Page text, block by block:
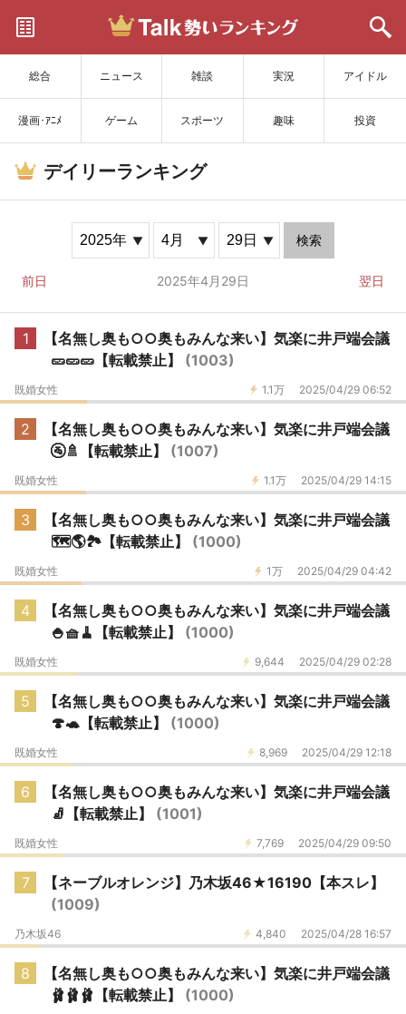
総合 ニュース 雑談 実況 アイドル
漫画･ｱﾆﾒ ゲーム スポーツ 趣味 投資
サイトを更新
デイリーランキング
検索
前日 2025年4月29日 翌日
1
【名無し奥も○○奥もみんな来い】気楽に井戸端会議
🥒🥒🥒【転載禁止】 (1003)
1.1万 2025/04/29 06:52
既婚女性
2
【名無し奥も○○奥もみんな来い】気楽に井戸端会議
🚰🚿【転載禁止】 (1007)
1.1万 2025/04/29 14:15
既婚女性
3
【名無し奥も○○奥もみんな来い】気楽に井戸端会議
🗺🌎🏞【転載禁止】 (1000)
1万 2025/04/29 04:42
既婚女性
4
【名無し奥も○○奥もみんな来い】気楽に井戸端会議
🍚🧺🧹【転載禁止】 (1000)
9,644 2025/04/29 02:28
既婚女性
5
【名無し奥も○○奥もみんな来い】気楽に井戸端会議
🍄🐢【転載禁止】 (1000)
8,969 2025/04/29 12:18
既婚女性
6
【名無し奥も○○奥もみんな来い】気楽に井戸端会議
🧦【転載禁止】 (1001)
7,769 2025/04/29 09:50
既婚女性
7
【ネーブルオレンジ】乃木坂46★16190【本スレ】
(1009)
4,840 2025/04/28 16:57
乃木坂46
8
【名無し奥も○○奥もみんな来い】気楽に井戸端会議
🩰🩰🩰【転載禁止】 (1000)